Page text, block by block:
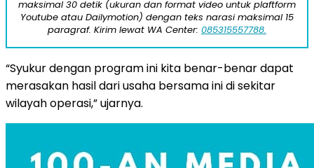
maksimal 30 detik (ukuran dan format video untuk plaftform
Youtube atau Dailymotion) dengan teks narasi maksimal 15
paragraf. Kirim lewat WA Center: 085315557788.
“Syukur dengan program ini kita benar-benar dapat
merasakan hasil dari usaha bersama ini di sekitar
wilayah operasi,” ujarnya.